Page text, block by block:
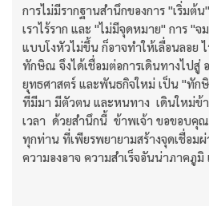
การไม่มีรากฐานสำนึกของการ "เริ่มต้
เราไร้ราก และ "ไม่มีจุดหมาย" การ "
แบบโงหัวไม่ขึ้น ก็อาจทำให้เลื่อนลอย
ทักษิณ จึงได้เชื่อมต่อการเดินทางไปสู่
ยุทธศาสตร์ และพันธกิจใหม่ เป็น "ทัก
ที่มีมา มีตัวตน และหนทาง เดินใหม่ข้
เวลา ด้วยสำนึกนี้ ข้าพเจ้า ขอขอบคุ
ทุกท่าน ที่เพียรพยายามสร้างจุดเชื่อม
ความองอาจ ความสำเร็จอันน่าภาคภูมิ